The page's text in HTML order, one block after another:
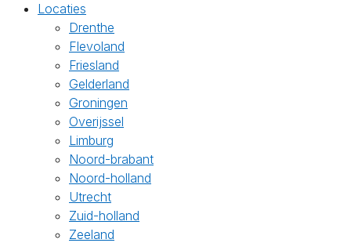
Locaties
Drenthe
Flevoland
Friesland
Gelderland
Groningen
Overijssel
Limburg
Noord-brabant
Noord-holland
Utrecht
Zuid-holland
Zeeland